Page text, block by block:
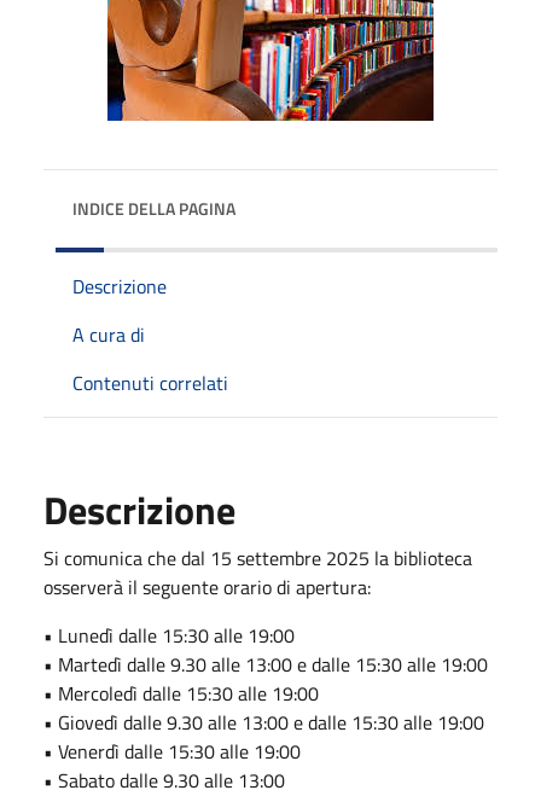
INDICE DELLA PAGINA
Descrizione
A cura di
Contenuti correlati
Descrizione
Si comunica che dal 15 settembre 2025 la biblioteca
osserverà il seguente orario di apertura:
• Lunedì dalle 15:30 alle 19:00
• Martedì dalle 9.30 alle 13:00 e dalle 15:30 alle 19:00
• Mercoledì dalle 15:30 alle 19:00
• Giovedì dalle 9.30 alle 13:00 e dalle 15:30 alle 19:00
• Venerdì dalle 15:30 alle 19:00
• Sabato dalle 9.30 alle 13:00